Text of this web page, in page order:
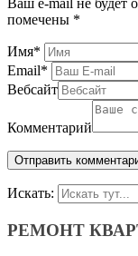
Ваш e-mail не будет
помечены *
Имя*
Email*
Вебсайт
Комментарий
Искать:
РЕМОНТ